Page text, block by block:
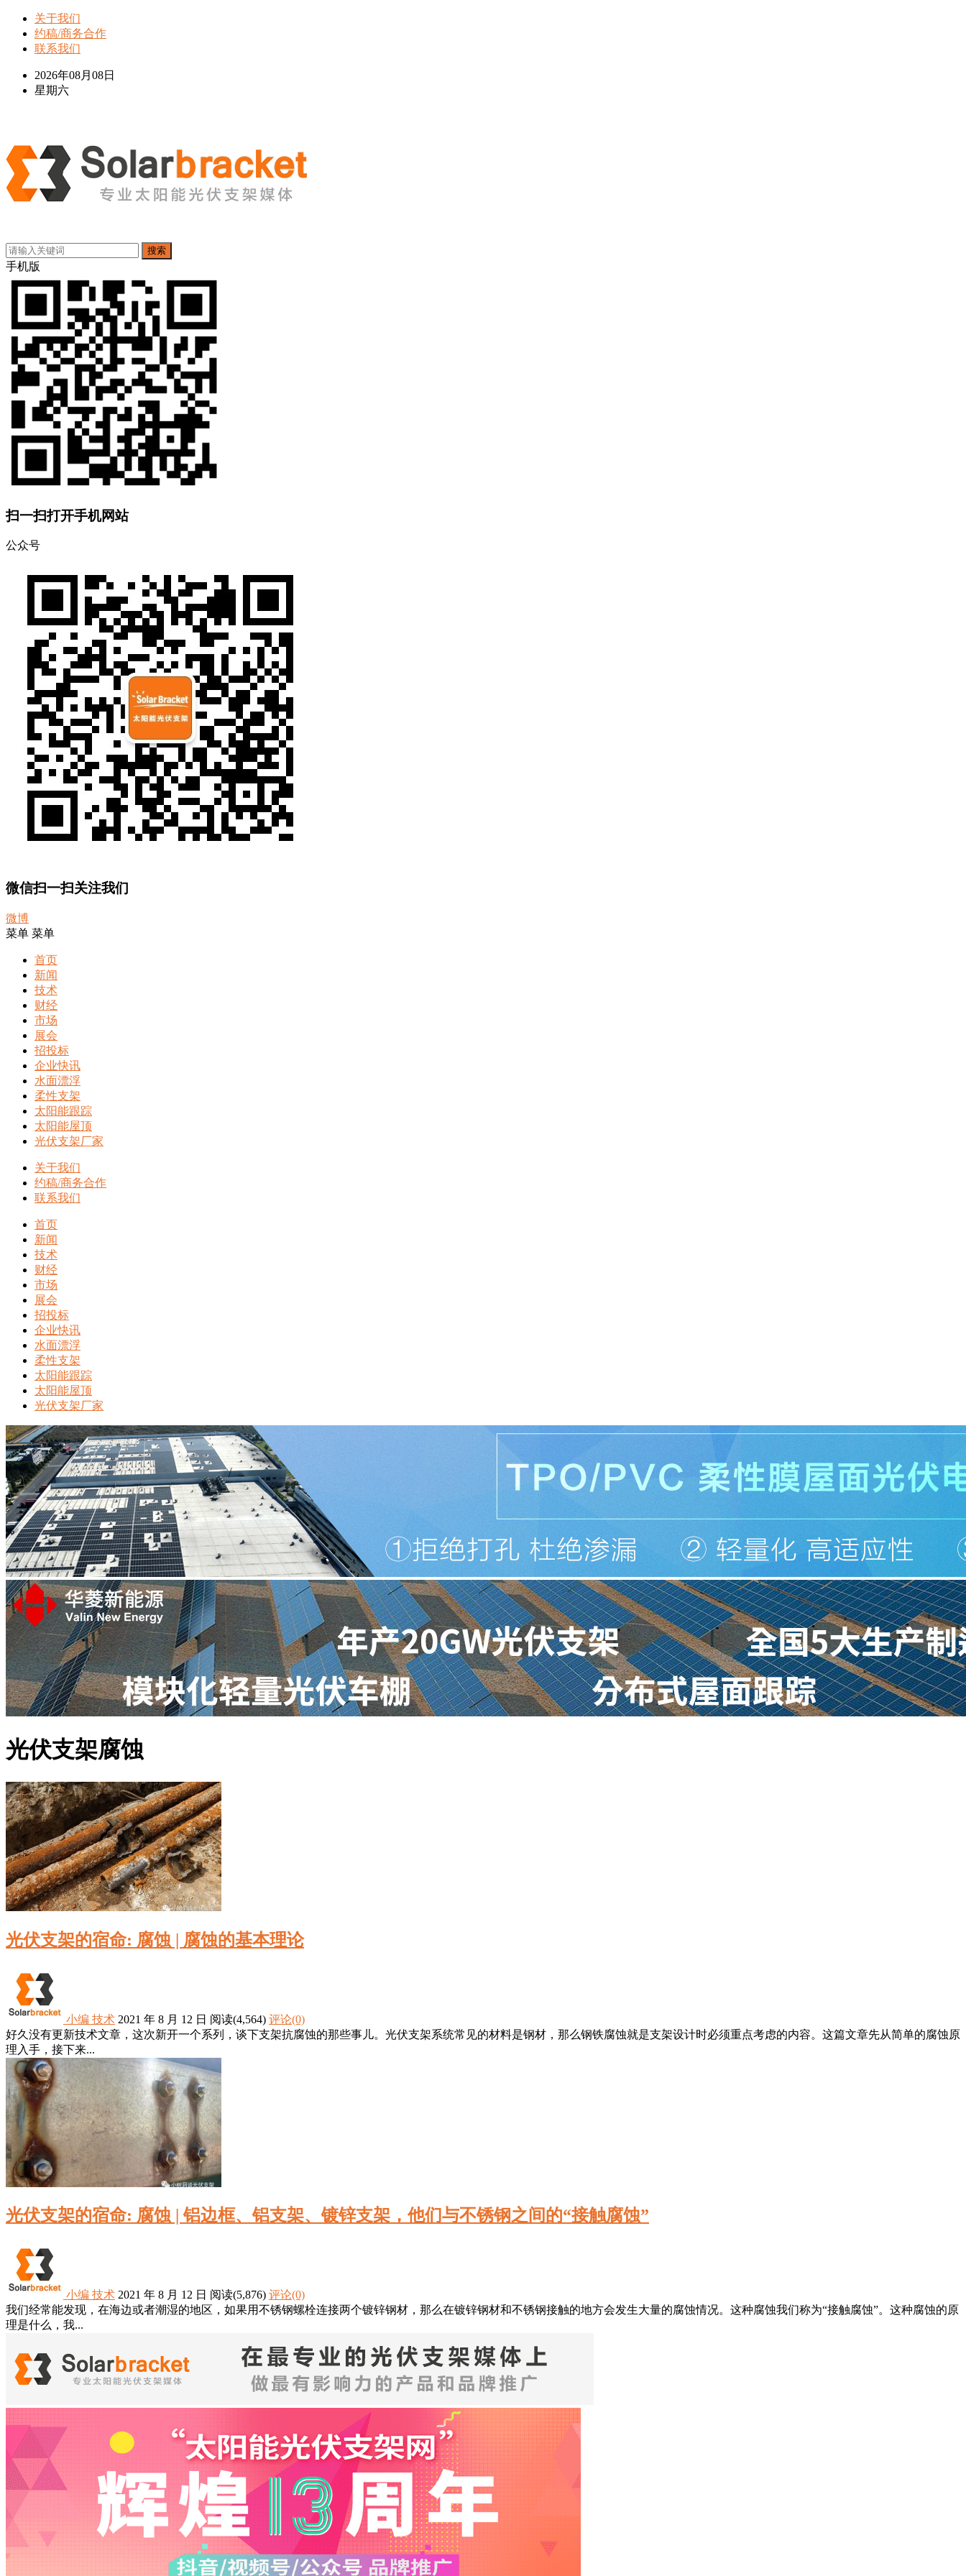
关于我们
约稿/商务合作
联系我们
2026年08月08日
星期六
搜索
手机版
扫一扫打开手机网站
公众号
微信扫一扫关注我们
微博
菜单 菜单
首页
新闻
技术
财经
市场
展会
招投标
企业快讯
水面漂浮
柔性支架
太阳能跟踪
太阳能屋顶
光伏支架厂家
关于我们
约稿/商务合作
联系我们
首页
新闻
技术
财经
市场
展会
招投标
企业快讯
水面漂浮
柔性支架
太阳能跟踪
太阳能屋顶
光伏支架厂家
光伏支架腐蚀
光伏支架的宿命: 腐蚀 | 腐蚀的基本理论
小编 技术 2021 年 8 月 12 日 阅读(4,564) 评论(0)
好久没有更新技术文章，这次新开一个系列，谈下支架抗腐蚀的那些事儿。光伏支架系统常见的材料是钢材，那么钢铁腐蚀就是支架设计时必须重点考虑的内容。这篇文章先从简单的腐蚀原
理入手，接下来...
光伏支架的宿命: 腐蚀 | 铝边框、铝支架、镀锌支架，他们与不锈钢之间的“接触腐蚀”
小编 技术 2021 年 8 月 12 日 阅读(5,876) 评论(0)
我们经常能发现，在海边或者潮湿的地区，如果用不锈钢螺栓连接两个镀锌钢材，那么在镀锌钢材和不锈钢接触的地方会发生大量的腐蚀情况。这种腐蚀我们称为“接触腐蚀”。这种腐蚀的原
理是什么，我...